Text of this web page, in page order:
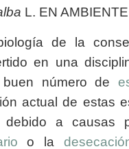
L. EN
de la
en una
número de
actual de estas
a causas
o la